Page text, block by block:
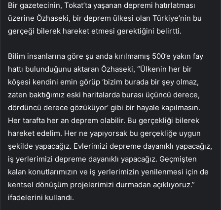
Bir gazetecinin, Tokat’ta yaşanan depremi hatırlatması
üzerine Özhaseki, bir deprem ülkesi olan Türkiye’nin bu
gerçeği bilerek hareket etmesi gerektiğini belirtti.
Bilim insanlarına göre şu anda kırılmamış 500’e yakın fay
hattı bulunduğunu aktaran Özhaseki, “Ülkenin her bir
köşesi kendini emin görüp ‘bizim burada bir şey olmaz,
zaten baktığımız eski haritalarda burası üçüncü derece,
dördüncü derece gözüküyor’ gibi bir hayale kapılmasın.
Her tarafta her an deprem olabilir. Bu gerçekliği bilerek
hareket edelim. Her ne yapıyorsak bu gerçekliğe uygun
şekilde yapacağız. Evlerimizi depreme dayanıklı yapacağız,
iş yerlerimizi depreme dayanıklı yapacağız. Geçmişten
kalan konutlarımızın ve iş yerlerimizin yenilenmesi için de
kentsel dönüşüm projelerimizi durmadan açıklıyoruz.”
ifadelerini kullandı.